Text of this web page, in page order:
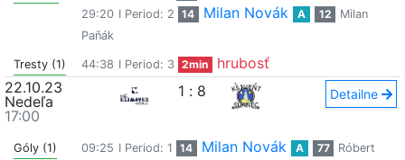
29:20 I Period: 2 14 Milan Novák A 12
Milan
Paňák
Tresty (1) 44:38 I Period: 3 2min
hrubosť
22.10.23
Nedeľa
17:00
1 : 8 Detailne
Góly (1) 09:25 I Period: 1 14 Milan Novák A 77
Róbert